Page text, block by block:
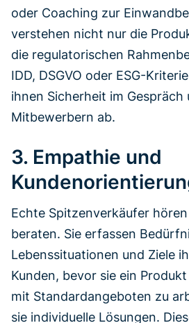
oder Coaching zur
verstehen nicht nur die
die regulatorischen
IDD, DSGVO oder ESG-
ihnen Sicherheit im Gespräch
Mitbewerbern ab.
3. Empathie und
Echte Spitzenverkäufer
beraten. Sie erfassen
Lebenssituationen und Ziele
Kunden, bevor sie ein
mit Standardangeboten zu
sie individuelle Lösungen.